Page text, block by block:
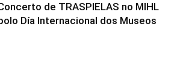
de TRASPIELAS no MIHL
Día Internacional dos Museos